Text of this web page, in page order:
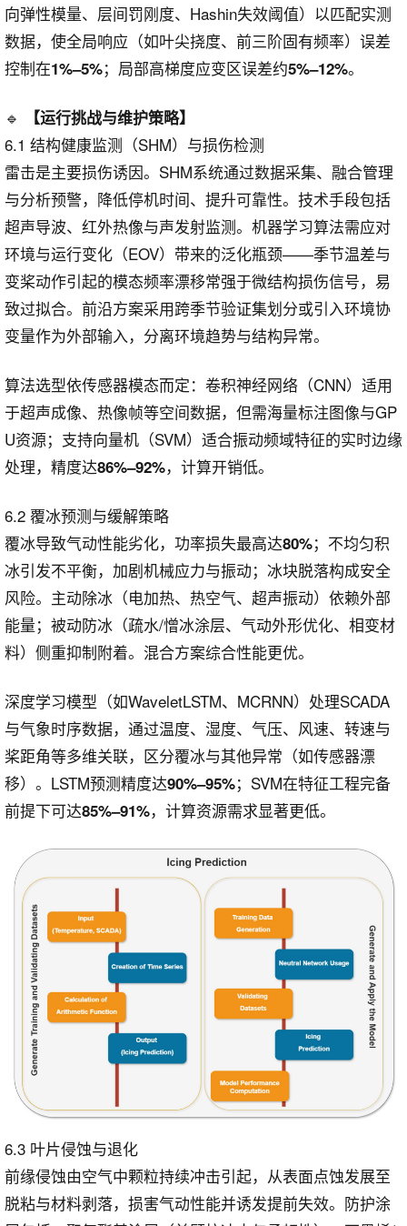
向弹性模量、层间罚刚度、Hashin失效阈值）以匹配实测
数据，使全局响应（如叶尖挠度、前三阶固有频率）误差
控制在1%–5%；局部高梯度应变区误差约5%–12%。
🔹 【运行挑战与维护策略】
6.1 结构健康监测（SHM）与损伤检测
雷击是主要损伤诱因。SHM系统通过数据采集、融合管理
与分析预警，降低停机时间、提升可靠性。技术手段包括
超声导波、红外热像与声发射监测。机器学习算法需应对
环境与运行变化（EOV）带来的泛化瓶颈——季节温差与
变桨动作引起的模态频率漂移常强于微结构损伤信号，易
致过拟合。前沿方案采用跨季节验证集划分或引入环境协
变量作为外部输入，分离环境趋势与结构异常。
算法选型依传感器模态而定：卷积神经网络（CNN）适用
于超声成像、热像帧等空间数据，但需海量标注图像与GP
U资源；支持向量机（SVM）适合振动频域特征的实时边缘
处理，精度达86%–92%，计算开销低。
6.2 覆冰预测与缓解策略
覆冰导致气动性能劣化，功率损失最高达80%；不均匀积
冰引发不平衡，加剧机械应力与振动；冰块脱落构成安全
风险。主动除冰（电加热、热空气、超声振动）依赖外部
能量；被动防冰（疏水/憎冰涂层、气动外形优化、相变材
料）侧重抑制附着。混合方案综合性能更优。
深度学习模型（如WaveletLSTM、MCRNN）处理SCADA
与气象时序数据，通过温度、湿度、气压、风速、转速与
桨距角等多维关联，区分覆冰与其他异常（如传感器漂
移）。LSTM预测精度达90%–95%；SVM在特征工程完备
前提下可达85%–91%，计算资源需求显著更低。
6.3 叶片侵蚀与退化
前缘侵蚀由空气中颗粒持续冲击引起，从表面点蚀发展至
脱粘与材料剥落，损害气动性能并诱发提前失效。防护涂